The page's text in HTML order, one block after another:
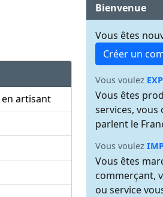
artisant
Bienvenue
Vous êtes
Créer un
Vous voulez
Vous êtes
services, vous
parlent le
Vous voulez
Vous êtes
commerçant,
ou service